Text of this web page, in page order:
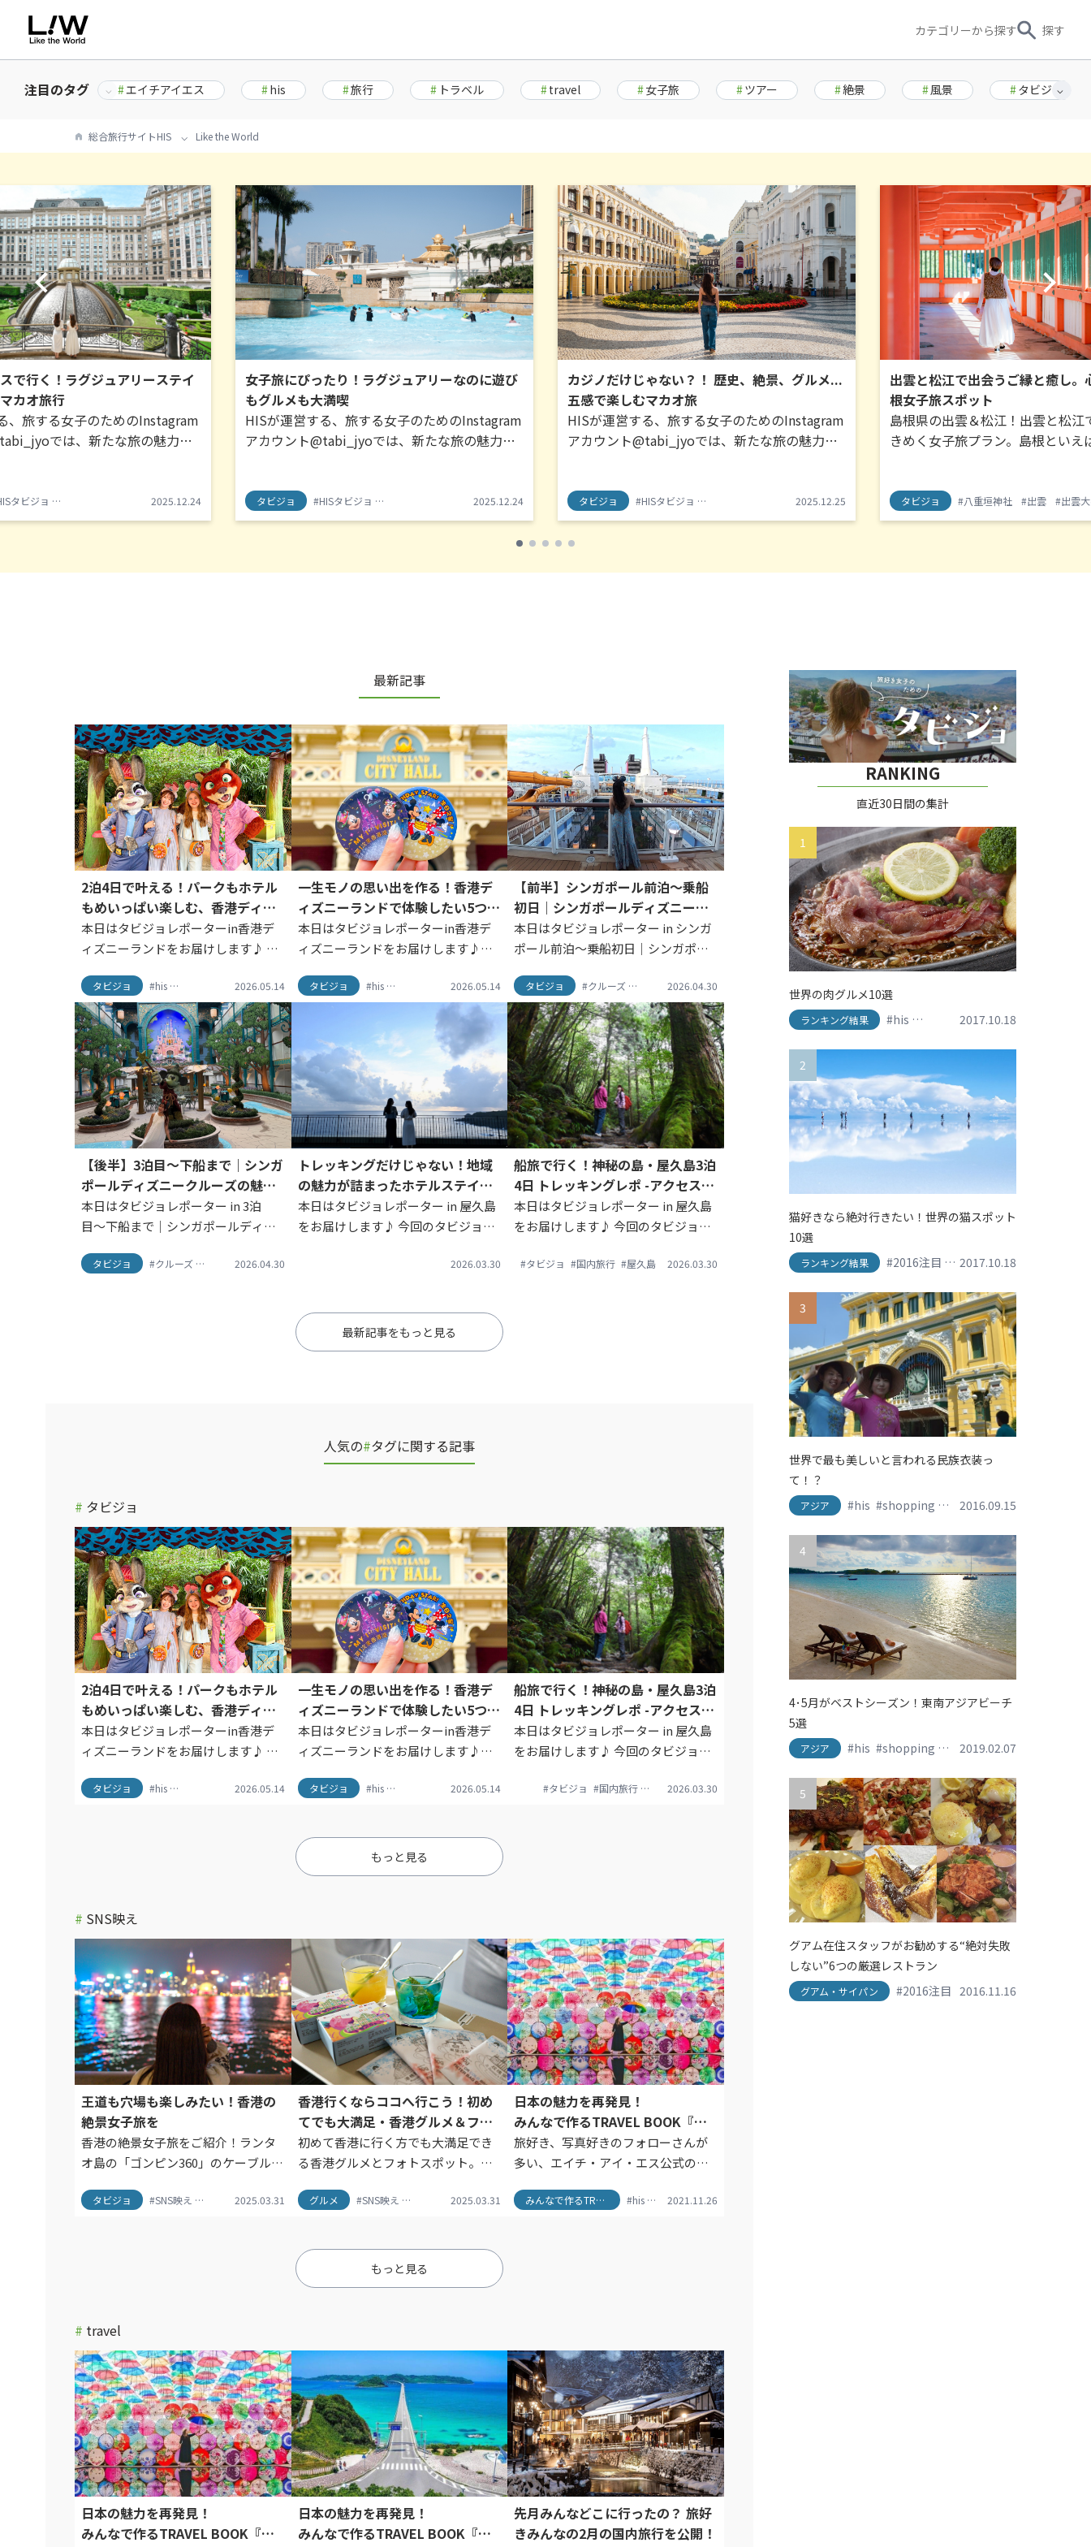
カテゴリーから探す 探す
注目のタグ #エイチアイエス #his #旅行 # トラベル #travel #女子旅 #ツアー #絶景 #風景 #タビジョ
総合旅行サイトHIS Like the World
で行く！ラグジュアリーステイ
カオ旅行
、旅する女子のためのInstagram
では、新たな旅の魅力を
はタビジョレポーター in マカオ
けします。
タビジョ #HISタビジョレポーター #グランドリスボアパレス #タビジョ #タビジョレポーター #マカオ旅行 #マカオ航空
2025.12.24
女子旅にぴったり！ラグジュアリーなのに遊び
もグルメも大満喫
HISが運営する、旅する女子のためのInstagram
アカウント@tabi_jyoでは、新たな旅の魅力を
ー」を実施しています。本日はタビジョレポー
ター in マカオ(2025春)をお届けします。
タビジョ #HISタビジョ #HISタビジョレポーター #アンダーズマカオ #ギャラクシーマカオ #タビジョ #タビジョレポーター #ブロードウェイマカオ #ホテルステイ #マカオ旅行
2025.12.24
カジノだけじゃない？！ 歴史、絶景、グルメ...
五感で楽しむマカオ旅
HISが運営する、旅する女子のためのInstagram
アカウント@tabi_jyoでは、新たな旅の魅力を
ー」を実施しています。本日はタビジョレポー
ター in マカオ(2025春)をお届けします。
タビジョ #HISタビジョ #HISタビジョレポーター #ギャラクシーマカオ #タビジョ #タビジョレポーター #
2025.12.25
出雲と松江で出会うご縁と癒し。
根女子旅スポット
島根県の出雲＆松江！出雲と松江
きめく女子旅プラン。島根といえ
ムも欠かせません。日本一の高さ
塔「出雲日御碕灯台」や、朱色の
タビジョ #八重垣神社 #出雲 #出雲
最新記事
2泊4日で叶える！パークもホテル
もめいっぱい楽しむ、香港ディズ
ニーランド満喫プラン
本日はタビジョレポーターin香港デ
ィズニーランドをお届けします♪ 今
@a_yaka77さん↓こんにちは！タビ
ジョレポーターのayakaです！今回
は、2025年に開園20周年を迎...
タビジョ #his #HISタビジョ #タビジョ #タビジョレポーター #香港 #香港タビジョレポーター #香港ディズニーランド #香港ディズニーランドリゾート
2026.05.14
一生モノの思い出を作る！香港デ
ィズニーランドで体験したい5つの
こと
本日はタビジョレポーターin香港デ
ィズニーランドをお届けします♪今
@kalnnas2さん↓私にとって、初め
ての香港ディズニーランド。日本の
パークとはまた違った魅力が詰まっ
ていて...
タビジョ #his #HISタビジョ #タビジョ #タビジョレポーター #香港 #香港タビジョレポーター
2026.05.14
【前半】シンガポール前泊〜乗船
初日｜シンガポールディズニーク
ルーズ体験記
本日はタビジョレポーター in シンガ
ポール前泊〜乗船初日｜シンガポー
けします♪ 今回のタビジョレポータ
ー @momogram1177さん↓ ※掲載
されている写真はす...
タビジョ #クルーズ #シンガポール #ディズニー
2026.04.30
【後半】3泊目〜下船まで｜シンガ
ポールディズニークルーズの魅力
をすべて体感
本日はタビジョレポーター in 3泊
目〜下船まで｜シンガポールディズ
お届けします♪ 今回のタビジョレポ
タビジョ #クルーズ #シンガポール #ディズニー
2026.04.30
トレッキングだけじゃない！地域
の魅力が詰まったホテルステイを
中心に、レンタカー要らずで楽し
む1泊2日屋久島女子旅。
本日はタビジョレポーター in 屋久島
をお届けします♪ 今回のタビジョレ
こんにちは。タビジョレポーターの
2026.03.30
船旅で行く！神秘の島・屋久島3泊
4日 トレッキングレポ -アクセス・
自然スポット -
本日はタビジョレポーター in 屋久島
をお届けします♪ 今回のタビジョレ
今回は3泊4日で屋久島へ。有名アニ
#タビジョ #国内旅行 #屋久島 2026.03.30
最新記事をもっと見る
人気の#タグに関する記事
# タビジョ
2泊4日で叶える！パークもホテル
もめいっぱい楽しむ、香港ディズ
ニーランド満喫プラン
本日はタビジョレポーターin香港デ
ィズニーランドをお届けします♪ 今
@a_yaka77さん↓こんにちは！タビ
タビジョ #his #HISタビジョ #タビジョ #タビジョレポーター #香港 #香港タビジョレポーター #香港ディズニーランド #香港ディズニーランドリゾート #香港旅行
2026.05.14
一生モノの思い出を作る！香港デ
ィズニーランドで体験したい5つの
こと
本日はタビジョレポーターin香港デ
ィズニーランドをお届けします♪今
@kalnnas2さん↓私にとって、初め
ていて...
タビジョ #his #HISタビジョ #タビジョ #タビジョレポーター #香港 #香港タビジョレポーター #香港ディズニーランド #香港ディズニーランドリゾート #香港旅行
2026.05.14
船旅で行く！神秘の島・屋久島3泊
4日 トレッキングレポ -アクセス・
自然スポット -
本日はタビジョレポーター in 屋久島
をお届けします♪ 今回のタビジョレ
今回は3泊4日で屋久島へ。有名アニ
#タビジョ #国内旅行 #屋久島2026.03.30
もっと見る
# SNS映え
王道も穴場も楽しみたい！香港の
絶景女子旅を
香港の絶景女子旅をご紹介！ランタ
オ島の「ゴンピン360」のケーブルカ
レニアム香港の魅力も！ビクトリア
タビジョ #SNS映え #おしゃれ旅 #ゴンピン360 #タビジョレポーター #ニューワールドミレニアム香港 #ビクトリアピーク #ワインダインフェスティバル
2025.03.31
香港行くならココへ行こう！初め
てでも大満足・香港グルメ＆フォ
トスポット
初めて香港に行く方でも大満足でき
る香港グルメとフォトスポット。定
気のお土産エッグタルト。期間限定
中環エリアや、「Tank Lane」
「Monster Building」などのフォト
グルメ #SNS映え #アート旅 #タビジョ #タビジョレポーター #女子旅 #香港グルメ #香港タビジョ
2025.03.31
日本の魅力を再発見！
みんなで作るTRAVEL BOOK『東
日本編』
旅好き、写真好きのフォローさんが
多い、エイチ・アイ・エス公式の
写真を元に、日本各地のスポット情
みんなで作るTRAVEL BOOK #his #SNS映え #travel
2021.11.26
もっと見る
# travel
日本の魅力を再発見！
みんなで作るTRAVEL BOOK『東
日本の魅力を再発見！
みんなで作るTRAVEL BOOK『西
先月みんなどこに行ったの？ 旅好
きみんなの2月の国内旅行を公開！
RANKING
直近30日間の集計
1
世界の肉グルメ10選
ランキング結果 #his #travel #アメリカ
2017.10.18
2
猫好きなら絶対行きたい！世界の猫スポット
10選
ランキング結果 #2016注目 #his #shopping
2017.10.18
3
世界で最も美しいと言われる民族衣装っ
て！？
アジア #his #shopping #travel #おしゃれ旅
2016.09.15
4
4･5月がベストシーズン！東南アジアビーチ
5選
アジア #his #shopping #travel #おしゃれ旅
2019.02.07
5
グアム在住スタッフがお勧めする“絶対失敗
しない”6つの厳選レストラン
グアム・サイパン #2016注目 #his #travel
2016.11.16